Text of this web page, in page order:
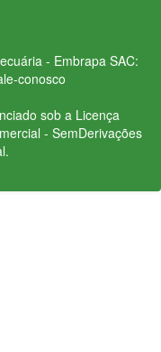
- Embrapa SAC:
conosco
sob a Licença
- SemDerivações